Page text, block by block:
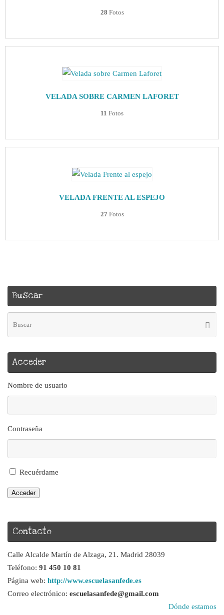
28 Fotos
VELADA SOBRE CARMEN LAFORET
11 Fotos
VELADA FRENTE AL ESPEJO
27 Fotos
Buscar
Acceder
Nombre de usuario
Contraseña
Recuérdame
Acceder
Contacto
Calle Alcalde Martín de Alzaga, 21. Madrid 28039
Teléfono: 91 450 10 81
Página web: http://www.escuelasanfede.es
Correo electrónico: escuelasanfede@gmail.com
Dónde estamos